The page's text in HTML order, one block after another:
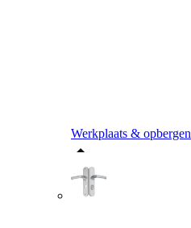
Werkplaats & opbergen